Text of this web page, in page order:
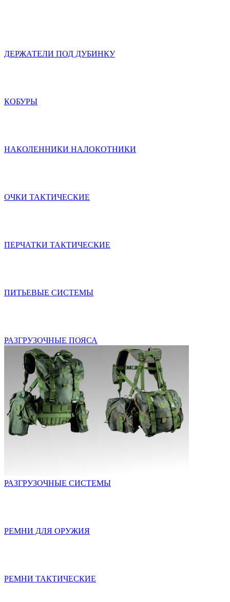
ДЕРЖАТЕЛИ ПОД ДУБИНКУ
КОБУРЫ
НАКОЛЕННИКИ НАЛОКОТНИКИ
ОЧКИ ТАКТИЧЕСКИЕ
ПЕРЧАТКИ ТАКТИЧЕСКИЕ
ПИТЬЕВЫЕ СИСТЕМЫ
РАЗГРУЗОЧНЫЕ ПОЯСА
РАЗГРУЗОЧНЫЕ СИСТЕМЫ
РЕМНИ ДЛЯ ОРУЖИЯ
РЕМНИ ТАКТИЧЕСКИЕ